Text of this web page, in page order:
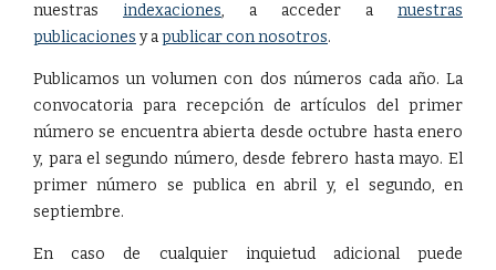
nuestras indexaciones, a acceder a nuestras
publicaciones y apublicar con nosotros.
Publicamos un volumen con dos números cada año. La
convocatoria para recepción de artículos del primer
número se encuentra abierta desde octubre hasta enero
y, para el segundo número, desde febrero hasta mayo. El
primer número se publica en abril y, el segundo, en
septiembre.
En caso de cualquier inquietud adicional puede